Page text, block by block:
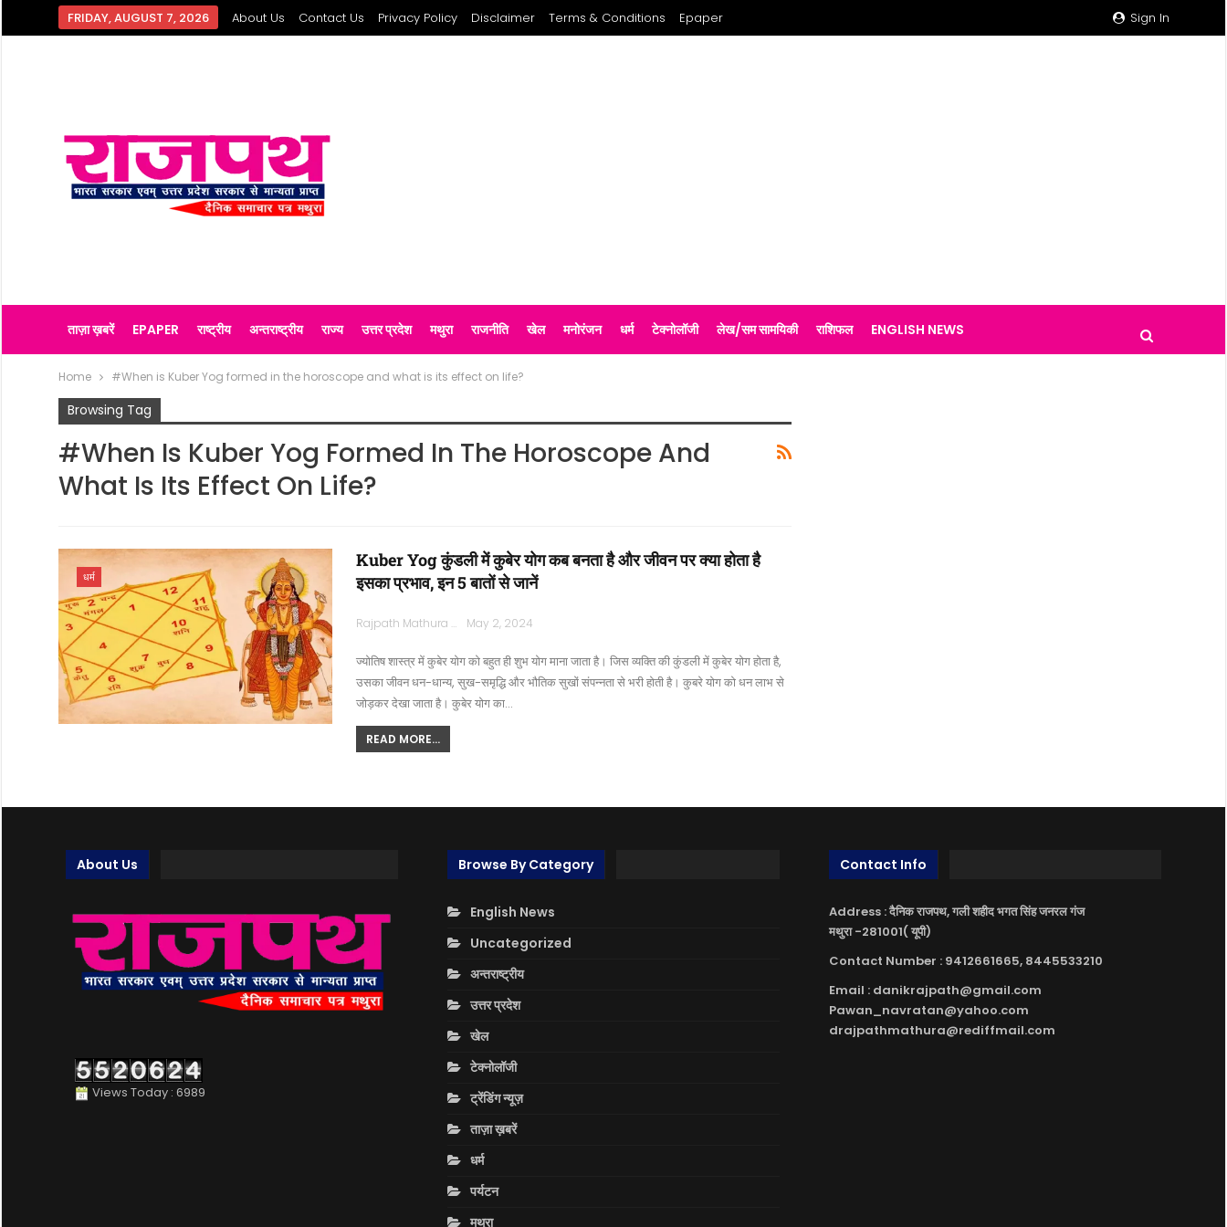
Sign In
FRIDAY, AUGUST 7, 2026 About Us Contact Us Privacy Policy Disclaimer Terms & Conditions Epaper
ताज़ा ख़बरें EPAPER राष्ट्रीय अन्तराष्ट्रीय राज्य उत्तर प्रदेश मथुरा राजनीति खेल मनोरंजन धर्म टेक्नोलॉजी लेख/सम सामयिकी राशिफल ENGLISH NEWS
Home #When is Kuber Yog formed in the horoscope and what is its effect on life?
Browsing Tag
#When Is Kuber Yog Formed In The Horoscope And
What Is Its Effect On Life?
धर्म
Kuber Yog कुंडली में कुबेर योग कब बनता है और जीवन पर क्या होता है
इसका प्रभाव, इन 5 बातों से जानें
Rajpath Mathura May 2, 2024
ज्योतिष शास्त्र में कुबेर योग को बहुत ही शुभ योग माना जाता है। जिस व्यक्ति की कुंडली में कुबेर योग होता है,
उसका जीवन धन-धान्य, सुख-समृद्धि और भौतिक सुखों संपन्नता से भरी होती है। कुबरे योग को धन लाभ से
जोड़कर देखा जाता है। कुबेर योग का…
READ MORE...
About Us
Views Today : 6989
Browse By Category
English News
Uncategorized
अन्तराष्ट्रीय
उत्तर प्रदेश
खेल
टेक्नोलॉजी
ट्रेंडिंग न्यूज़
ताज़ा ख़बरें
धर्म
पर्यटन
मथुरा
Contact Info
Address : दैनिक राजपथ, गली शहीद भगत सिंह जनरल गंज
मथुरा -281001( यूपी)
Contact Number : 9412661665, 8445533210
Email : danikrajpath@gmail.com
Pawan_navratan@yahoo.com
drajpathmathura@rediffmail.com